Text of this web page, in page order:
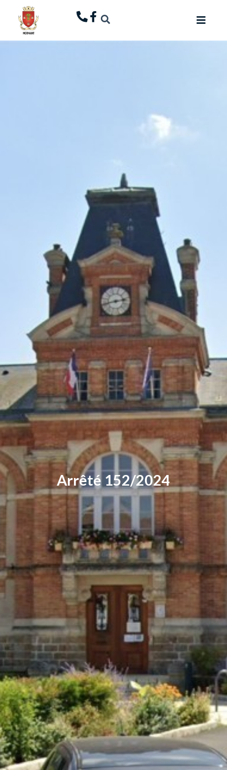
principal
Arrêté 152/2024